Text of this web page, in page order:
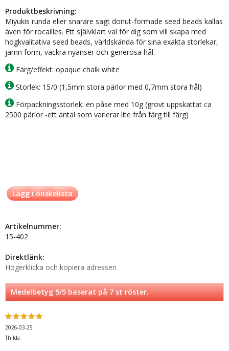
Produktbeskrivning:
Miyukis runda eller snarare sagt donut-formade seed beads kallas
även för rocailles. Ett självklart val för dig som vill skapa med
högkvalitativa seed beads, världskända för sina exakta storlekar,
jämn form, vackra nyanser och generösa hål.
Färg/effekt: opaque chalk white
Storlek: 15/0 (1,5mm stora pärlor med 0,7mm stora hål)
Förpackningsstorlek: en påse med 10g (grovt uppskattat ca
2500 pärlor -ett antal som varierar lite från färg till färg)
Lägg i önskelista
Artikelnummer:
15-402
Direktlänk:
Högerklicka och kopiera adressen
Medelbetyg5/5 baserat på7st röster.
2026-03-25
Thilda